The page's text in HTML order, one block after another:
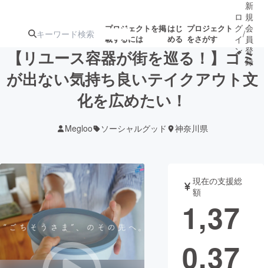
プロジェクトを掲
載するには
はじ
める
プロジェクト
をさがす
注目のリ 注目の新着プロ
ジェクト
募集終了が近いプ
テクノロジー・ガジェット
映像・映画 書籍・雑誌
ビジネス・起業 チャレンジ
ロ
グ
イ
ン
/
新
規
会
員
登
録
【リユース容器が街を巡る！】ゴミ
が出ない気持ち良いテイクアウト文
化を広めたい！
Megloo ソーシャルグッド 神奈川県
現在の支援総
額
1,37
0,37